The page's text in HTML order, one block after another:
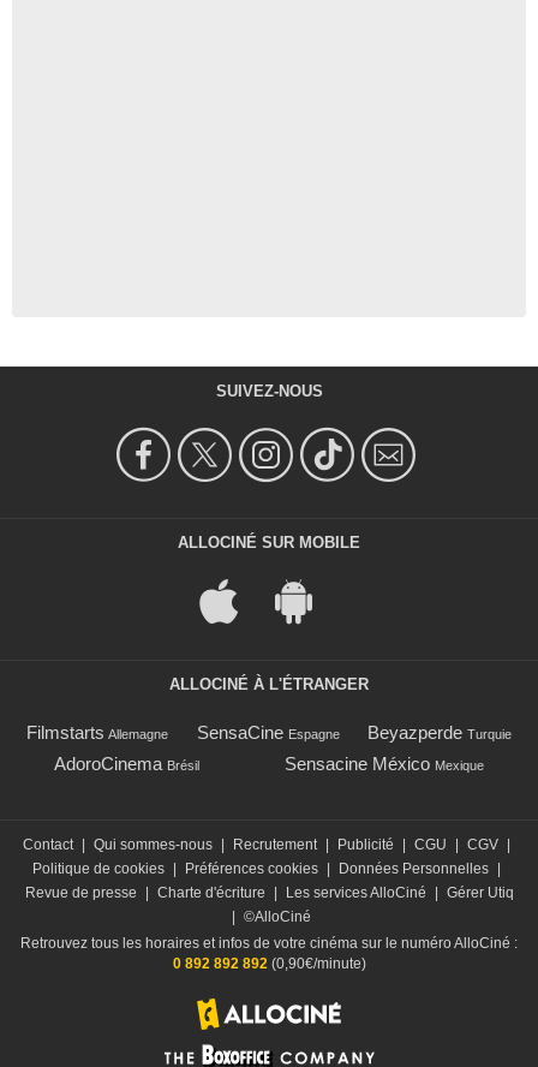
SUIVEZ-NOUS
ALLOCINÉ SUR MOBILE
ALLOCINÉ À L'ÉTRANGER
Filmstarts Allemagne SensaCine Espagne Beyazperde Turquie
AdoroCinema Brésil Sensacine México Mexique
Contact Qui sommes-nous Recrutement Publicité CGU CGV
Politique de cookies
Préférences cookies Données Personnelles
Revue de presse
Charte d'écriture Les services AlloCiné
Gérer Utiq
©AlloCiné
Retrouvez tous les horaires et infos de votre cinéma sur le numéro AlloCiné :
0 892 892 892(0,90€/minute)